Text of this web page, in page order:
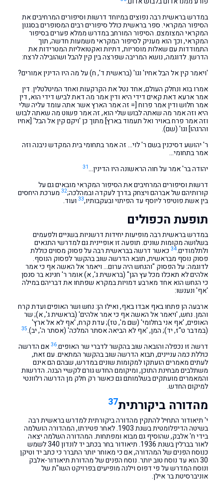
במדרש בראשית רבה נפוצים במיוחד דרשות וסיפורים המרחיבים את
הסיפור המקראי. ספר בראשית כולל סיפורים רבים המסופרים בסגנון
המקראי המצומצם. הסיפור המורחב במדרש ממלא פערים בסיפור
המקראי, וכך הוא מעניק לסיפור המקראי משמעות חדשה, תוך
התמודדות עם שאלות מוסריות, דתיות ואקטואליות המטרידות את
הדרשן. לדוגמה, נושא המריבה שפרצה בין קין להבל ושהובילה לרצח:
'ויאמר קין אל הבל אחיו' וגו' (בראשית ד', ח) על מה היו הדינין אמורים?
אמרו בוא ונחלק העולם, אחד נטל את הקרקעות ואחד המיטלטלין. דין
אמר ארעא דאת קאים דידי היא ודין אמר מה דאת לביש דידי הוא, דין
אמר חלוש ודין אמר פרוח [= זה אמר הארץ אשר אתה עומד עליה שלי
היא וזה אמר מה שאתה לבוש שלי הוא, זה אמר פשוט מה שאתה לבוש
וזה אמר פרח באויר ואל תעמוד בארץ] מתוך כן 'ויקם קין אל הבל' [אחיו
והרגהו] וגו' (שם).
ר' יהושע דסיכנין בשם ר' לוי… זה אמר בתחומי בית המקדש ניבנה וזה
אמר בתחומי…
יהודה בר' אמר על חוה הראשונה היו הדינין…31
דרשות וסיפורים המרחיבים את הסיפור המקראי מובאים גם על
קורותיהם של אברהם ויצחק בדרך לעקדה ובמהלכה;32 מערכת היחסים
בין אשת פוטיפר ליוסף עד הפיתוי ובעקבותיו,33 ועוד.
תופעת הכפולים
במדרש בראשית רבה מופיעות יחידות דרשניות בשניים ולפעמים
בשלושה מקומות שונים. תופעה זו אופיינית גם למדרשי התנאים
ולתלמודים.34 כאשר דרשה בבראשית רבה על פסוק מסוים כוללת
פסוק נוסף מבראשית, תובא הדרשה שוב בהקשר לפסוק הנוסף.
לדוגמה: על הפסוק "והנחש היה ערום… ויאמר אל האשה אף כי אמר
אלהים לא תאכלו מכל עץ הגן" (בראשית ג', א) אומר ר' חנינא בר סנסן
כי הנחש הוא אחד מארבע דמויות במקרא שפתחו את דבריהם במילה
'אף' ונענשו:
ארבעה הן פתחו באף אבדו באף, ואילו הן: נחש ושר האופים ועדת קרח
והמן. נחש, 'ויאמר אל האשה אף כי אמר אלהים' (בראשית ג', א); שר
האופים, 'אף אני בחלומי' (שם מ', טז); עדת קרח, 'אף לא אל ארץ'
(במדבר ט"ז, יד); המן, 'אף לא הביאה אסתר המלכה' (אסתר ה', יב).35
דרשה זו נכפלה והובאה שוב בהקשר לדברי שר האופים.36 אם הדרשה
כוללת כמה עניינים, תבוא הדרשה שוב בהקשר המתאים. עם זאת,
לעתים מאמרים הועתקו למקומות שונים במדרש, שבהם הם אינם
משתלבים מבחינת התוכן, ומיקומם החדש גורם לקשיי הבנה. הדרשות
והמאמרים מועתקים בשלמותם גם כאשר רק חלק מן הדרשה רלוונטי
למיקום החדש.
מהדורה ביקורתית37
י' תיאודור התחיל להתקין מהדורה ביקורתית למדרש בראשית רבה
בשיטה הדיפלומטית בשנת 1903. לאחר פטירתו, המהדורה הושלמה
בידי ח' אלבק, שהוסיף גם מבוא ומפתחות. המהדורה השלמה יצאה
לאור בברלין בשנת 1936. תיאודור בחר בכתב יד לונדון 340 לשמש
כנוסח הפנים של המהדורה, אם כי מאוחר יותר התברר כי כתב יד וטיקן
30 הוא עד נוסח טוב יותר. נוסח הפנים של מהדורת תיאודור-אלבק
ונוסח המדרש על פי דפוס וילנה מופיעים בפרויקט השו"ת של
אוניברסיטת בר אילן.